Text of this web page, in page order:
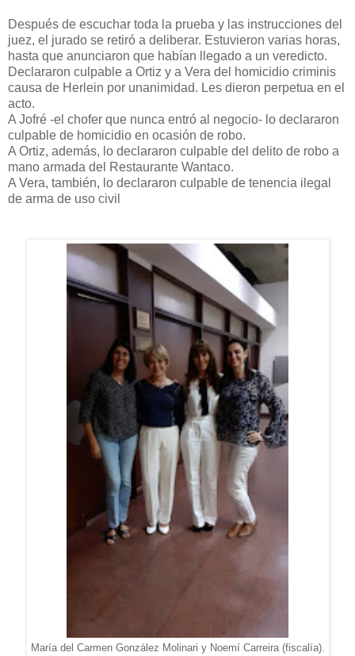
Después de escuchar toda la prueba y las instrucciones del
juez, el jurado se retiró a deliberar. Estuvieron varias horas,
hasta que anunciaron que habían llegado a un veredicto.
Declararon culpable a Ortiz y a Vera del homicidio criminis
causa de Herlein por unanimidad. Les dieron perpetua en el
acto.
A Jofré -el chofer que nunca entró al negocio- lo declararon
culpable de homicidio en ocasión de robo.
A Ortiz, además, lo declararon culpable del delito de robo a
mano armada del Restaurante Wantaco.
A Vera, también, lo declararon culpable de tenencia ilegal
de arma de uso civil
María del Carmen González Molinari y Noemí Carreira (fiscalía).